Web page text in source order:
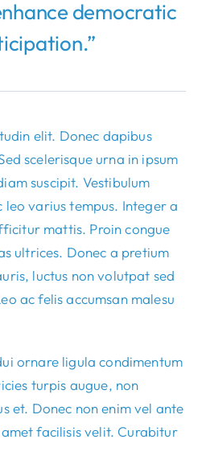
democratic
elit. Donec dapibus
scelerisque urna in ipsum
suscipit. Vestibulum
leo varius tempus. Integer a
mattis. Proin congue
ultrices. Donec a pretium
luctus non volutpat sed
ac felis accumsan malesu
ornare ligula condimentum
turpis augue, non
et. Donec non enim vel ante
facilisis velit. Curabitur